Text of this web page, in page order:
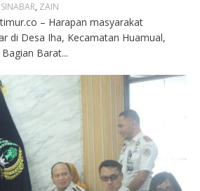
, ZAIN
– Harapan masyarakat
di Desa Iha, Kecamatan Huamual,
Barat...